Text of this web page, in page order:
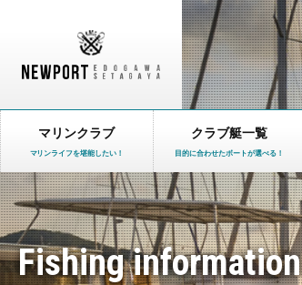
マリンクラブ
マリンライフを堪能したい！
クラブ艇一覧
目的に合わせたボートが選べる！
Fishing information